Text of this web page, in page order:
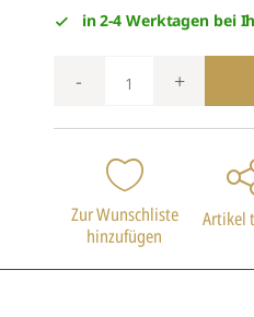
in 2-4 Werktagen bei
+
-
Zur Wunschliste
hinzufügen
Artikel